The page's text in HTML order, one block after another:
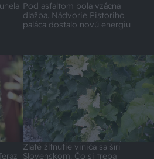
Pod asfaltom bola vzácna
dlažba. Nádvorie Pistoriho
paláca dostalo novú energiu
Zlaté žltnutie viniča sa šíri
Slovenskom. Čo si treba